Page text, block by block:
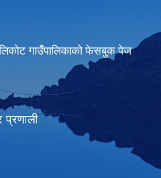
गाउँपालिकाको फेसबुक पेज